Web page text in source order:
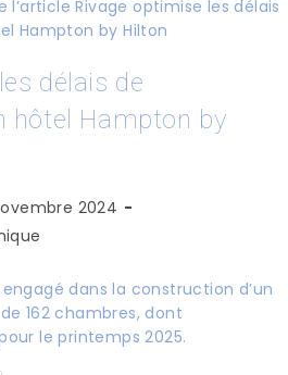
délais de
hôtel Hampton by
2024
dans la construction d’un
162 chambres, dont
le printemps 2025.